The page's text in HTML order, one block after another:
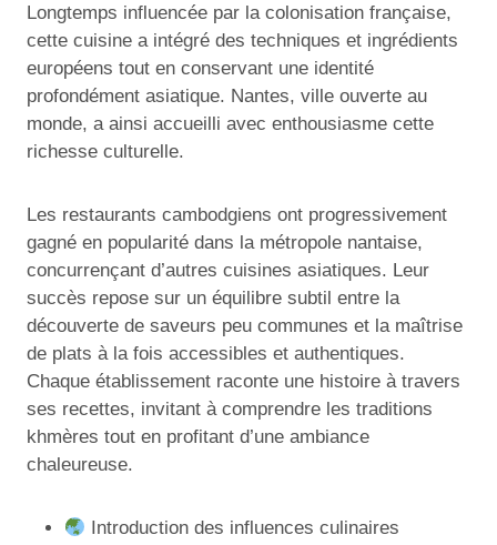
Longtemps influencée par la colonisation française,
cette cuisine a intégré des techniques et ingrédients
européens tout en conservant une identité
profondément asiatique. Nantes, ville ouverte au
monde, a ainsi accueilli avec enthousiasme cette
richesse culturelle.
Les restaurants cambodgiens ont progressivement
gagné en popularité dans la métropole nantaise,
concurrençant d’autres cuisines asiatiques. Leur
succès repose sur un équilibre subtil entre la
découverte de saveurs peu communes et la maîtrise
de plats à la fois accessibles et authentiques.
Chaque établissement raconte une histoire à travers
ses recettes, invitant à comprendre les traditions
khmères tout en profitant d’une ambiance
chaleureuse.
Introduction des influences culinaires